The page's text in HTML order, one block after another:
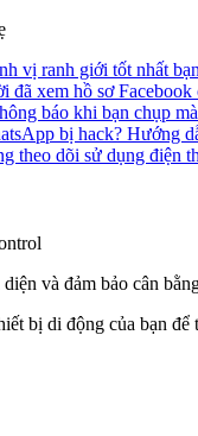
vị ranh giới tốt nhất
đã xem hồ sơ Facebook
báo khi bạn chụp
bị hack? Hướng
theo dõi sử dụng điện
và đảm bảo cân
bị di động của bạn để